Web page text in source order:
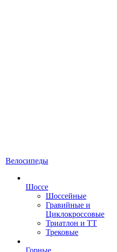
Велосипеды
Шоссе
Шоссейные
Гравийные и
Циклокроссовые
Триатлон и ТТ
Трековые
Горные